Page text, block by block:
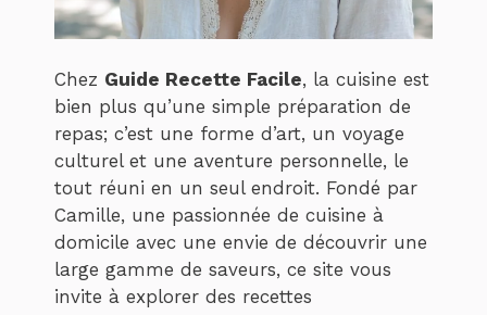
Chez Guide Recette Facile, la cuisine est
bien plus qu’une simple préparation de
repas; c’est une forme d’art, un voyage
culturel et une aventure personnelle, le
tout réuni en un seul endroit. Fondé par
Camille, une passionnée de cuisine à
domicile avec une envie de découvrir une
large gamme de saveurs, ce site vous
invite à explorer des recettes